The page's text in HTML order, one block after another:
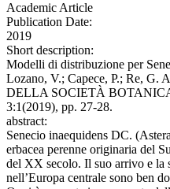
Academic Article
Publication Date:
2019
Short description:
Modelli di distribuzione per
Lozano, V.; Capece, P.; Re,
DELLA SOCIETÀ
3:1(2019), pp. 27-28.
abstract:
Senecio inaequidens DC.
erbacea perenne originaria del
del XX secolo. Il suo arrivo e la
nell’Europa centrale sono ben